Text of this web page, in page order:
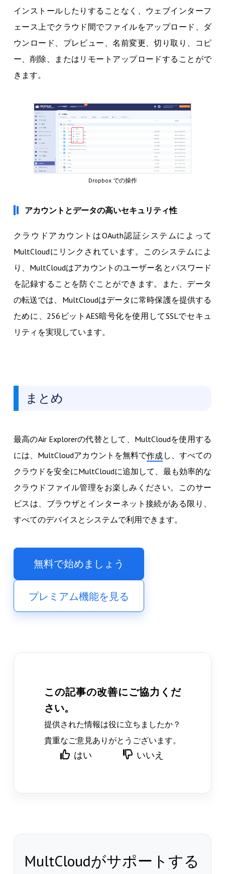
インストールしたりすることなく、ウェブインターフ
ェース上でクラウド間でファイルをアップロード、ダ
ウンロード、プレビュー、名前変更、切り取り、コピ
ー、削除、またはリモートアップロードすることがで
きます。
Dropbox での操作
アカウントとデータの高いセキュリティ性
クラウドアカウントはOAuth認証システムによって
MultCloudにリンクされています。このシステムによ
り、MultCloudはアカウントのユーザー名とパスワード
を記録することを防ぐことができます。また、データ
の転送では、MultCloudはデータに常時保護を提供する
ために、256ビットAES暗号化を使用してSSLでセキュ
リティを実現しています。
まとめ
最高のAir Explorerの代替として、MultCloudを使用する
には、MultCloudアカウントを無料で作成 し、すべての
クラウドを安全にMultCloudに追加して、最も効率的な
クラウドファイル管理をお楽しみください。このサー
ビスは、ブラウザとインターネット接続がある限り、
すべてのデバイスとシステムで利用できます。
無料で始めましょう
プレミアム機能を見る
この記事の改善にご協力くだ
さい。
提供された情報は役に立ちましたか？
貴重なご意見ありがとうございます。
はい いいえ
MultCloudがサポートする